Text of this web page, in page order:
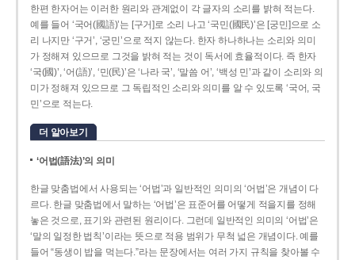
한편 한자어는 이러한 원리와 관계없이 각 글자의 소리를 밝혀 적는다.
예를 들어 ‘국어(國語)’는 [구거]로 소리 나고 ‘국민(國民)’은 [궁민]으로 소
리 나지만 ‘구거’, ‘궁민’으로 적지 않는다. 한자 하나하나는 소리와 의미
가 정해져 있으므로 그것을 밝혀 적는 것이 독서에 효율적이다. 즉 한자
‘국(國)’, ‘어(語)’, ‘민(民)’은 ‘나라 국’, ‘말씀 어’, ‘백성 민’과 같이 소리와 의
미가 정해져 있으므로 그 독립적인 소리와 의미를 알 수 있도록 ‘국어, 국
민’으로 적는다.
더 알아보기
‘어법(語法)’의 의미
한글 맞춤법에서 사용되는 ‘어법’과 일반적인 의미의 ‘어법’은 개념이 다
르다. 한글 맞춤법에서 말하는 ‘어법’은 표준어를 어떻게 적을지를 정해
놓은 것으로, 표기와 관련된 원리이다. 그런데 일반적인 의미의 ‘어법’은
‘말의 일정한 법칙’이라는 뜻으로 적용 범위가 무척 넓은 개념이다. 예를
들어 “동생이 밥을 먹는다.”라는 문장에서는 여러 가지 규칙을 찾아볼 수